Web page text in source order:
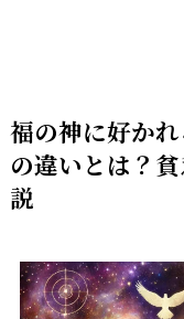
福の神に好か
の違いとは？
説